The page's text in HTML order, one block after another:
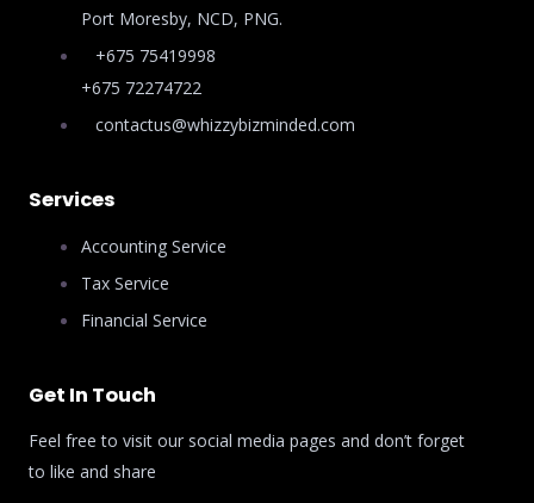
Port Moresby, NCD, PNG.
+675 75419998
+675 72274722
contactus@whizzybizminded.com
Services
Accounting Service
Tax Service
Financial Service
Get In Touch
Feel free to visit our social media pages and don’t forget
to like and share